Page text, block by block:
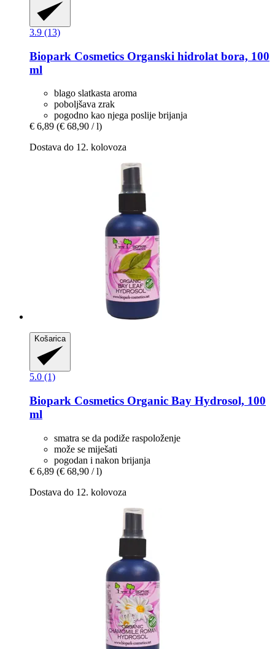
3.9 (13)
Biopark Cosmetics Organski hidrolat bora, 100
ml
blago slatkasta aroma
poboljšava zrak
pogodno kao njega poslije brijanja
€ 6,89 (€ 68,90 / l)
Dostava do 12. kolovoza
Košarica
5.0 (1)
Biopark Cosmetics Organic Bay Hydrosol, 100
ml
smatra se da podiže raspoloženje
može se miješati
pogodan i nakon brijanja
€ 6,89 (€ 68,90 / l)
Dostava do 12. kolovoza